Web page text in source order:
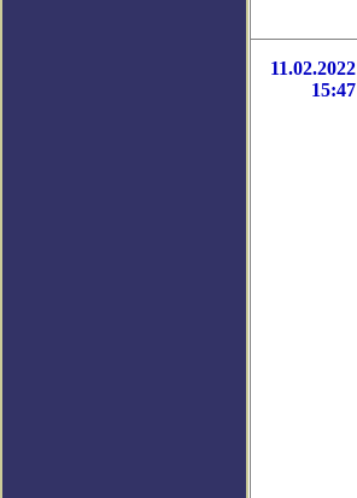
11.02.2022
15:47